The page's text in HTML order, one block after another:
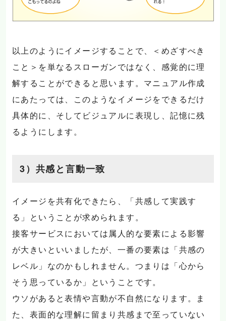
以上のようにイメージすることで、＜めざすべき
こと＞を単なるスローガンではなく、感覚的に理
解することができると思います。マニュアル作成
にあたっては、このようなイメージをできるだけ
具体的に、そしてビジュアルに表現し、記憶に残
るようにします。
3）共感と言動一致
イメージを共有化できたら、「共感して実践す
る」ということが求められます。
接客サービスにおいては属人的な要素による影響
が大きいといいましたが、一番の要素は「共感の
レベル」なのかもしれません。つまりは「心から
そう思っているか」ということです。
ウソがあると表情や言動が不自然になります。ま
た、表面的な理解に留まり共感まで至っていない